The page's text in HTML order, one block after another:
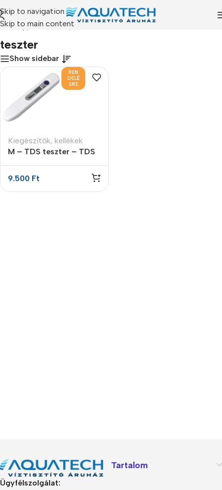
Skip to navigation
Skip to main content
/Termékeink/“teszter” címkével rendelkező termékek
teszter
Show sidebar
REN
DELÉ
SRE
Kiegészítők, kellékek
M – TDS teszter – TDS
tartalom) mérő
9.500 Ft
Ügyfélszolgálat:
Tartalom